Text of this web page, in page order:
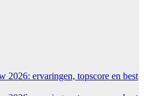
2026: ervaringen, topscore en best